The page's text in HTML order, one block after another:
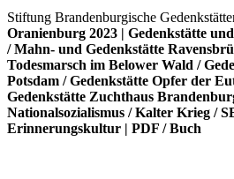
Stiftung Brandenburgische
Oranienburg 2023 | Gedenkstätte
/Mahn- und Gedenkstätte
Todesmarsch im Belower Wald /
Potsdam /Gedenkstätte Opfer der
Gedenkstätte Zuchthaus
Nationalsozialismus /Kalter Krieg /
Erinnerungskultur | PDF /Buch